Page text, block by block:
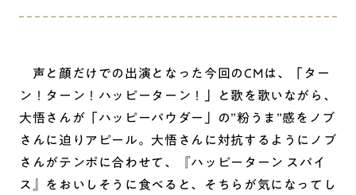
声と顔だけでの出演となった今回のCMは、「ター
ン！ターン！ハッピーターン！」と歌を歌いながら、
大悟さんが「ハッピーパウダー」の”粉うま”感をノブ
さんに迫りアピール。大悟さんに対抗するようにノブ
さんがテンポに合わせて、『ハッピーターン スパイ
ス』をおいしそうに食べると、そちらが気になってし